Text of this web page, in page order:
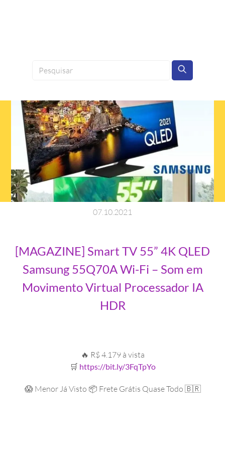
07 10 2021
[MAGAZINE] Smart TV 55” 4K QLED
Samsung 55Q70A Wi-Fi – Som em
Movimento Virtual Processador IA
HDR
🔥 R$ 4.179 à vista
🛒 https://bit.ly/3FqTpYo
😱 Menor Já Visto 📦 Frete Grátis Quase Todo 🇧🇷